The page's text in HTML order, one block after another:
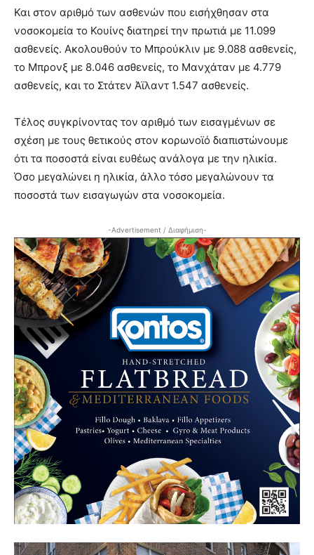
Και στον αριθμό των ασθενών που εισήχθησαν στα
νοσοκομεία το Κουίνς διατηρεί την πρωτιά με 11.099
ασθενείς. Ακολουθούν το Μπρούκλιν με 9.088 ασθενείς,
το Μπρονξ με 8.046 ασθενείς, το Μανχάταν με 4.779
ασθενείς, και το Στάτεν Άϊλαντ 1.547 ασθενείς.
Τέλος συγκρίνοντας τον αριθμό των εισαγμένων σε
σχέση με τους θετικούς στον κορωνοϊό διαπιστώνουμε
ότι τα ποσοστά είναι ευθέως ανάλογα με την ηλικία.
Όσο μεγαλώνει η ηλικία, άλλο τόσο μεγαλώνουν τα
ποσοστά των εισαγωγών στα νοσοκομεία.
-Advertisement / Διαφήμιση-